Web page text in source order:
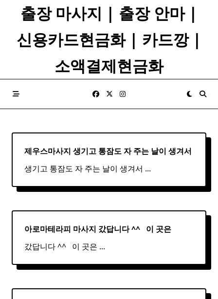
출장 마사지 | 출장 안마 |
신용카드현금화 | 카드깡 |
소액결제현금화
제우스마사지 생기고 통잠도 자 주는 날이 생겨서
생기고 통잠도 자 주는 날이 생겨서 ...
아로마테라피 마사지 갔답니다 ^^ ​ ​ 이 곳은
갔답니다 ^^ ​ ​ 이 곳은 ...